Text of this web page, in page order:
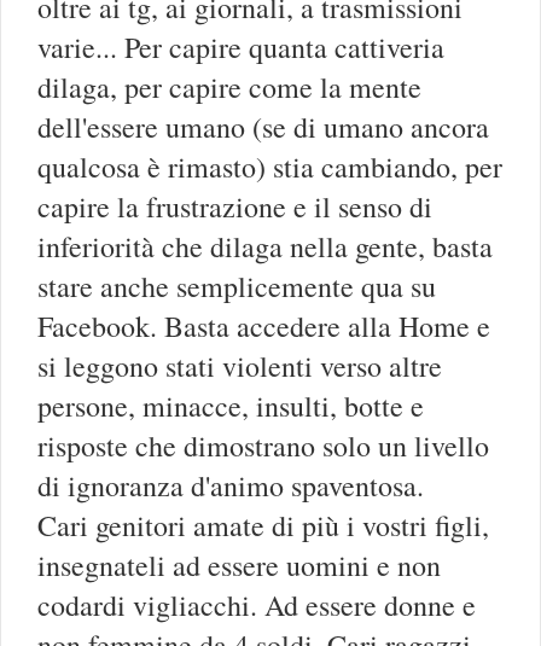
oltre ai tg, ai giornali, a trasmissioni
varie... Per capire quanta cattiveria
dilaga, per capire come la mente
dell'essere umano (se di umano ancora
qualcosa è rimasto) stia cambiando, per
capire la frustrazione e il senso di
inferiorità che dilaga nella gente, basta
stare anche semplicemente qua su
Facebook. Basta accedere alla Home e
si leggono stati violenti verso altre
persone, minacce, insulti, botte e
risposte che dimostrano solo un livello
di ignoranza d'animo spaventosa.
Cari genitori amate di più i vostri figli,
insegnateli ad essere uomini e non
codardi vigliacchi. Ad essere donne e